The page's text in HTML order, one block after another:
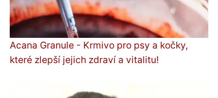
Acana Granule - Krmivo pro psy a kočky,
které zlepší jejich zdraví a vitalitu!